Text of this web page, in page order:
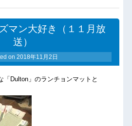
マン大好き（１１月放
送）
on 2018年11月2日
「Dulton」のランチョンマットと